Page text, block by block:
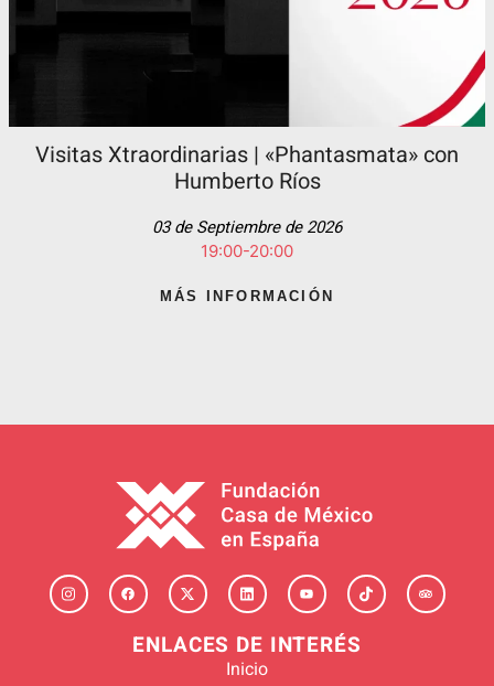
Visitas Xtraordinarias | «Phantasmata» con
Humberto Ríos
03 de Septiembre de 2026
19:00-20:00
MÁS INFORMACIÓN
ENLACES DE INTERÉS
Inicio